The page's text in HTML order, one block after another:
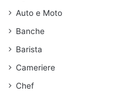
Auto e Moto
Banche
Barista
Cameriere
Chef